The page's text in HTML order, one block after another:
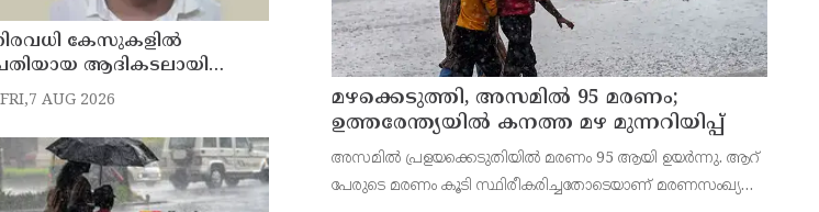
കേസുകളിൽ
ആദികടലായി
ജംഷീറിനെ കാപ്പ
FRI,7 AUG 2026
മഴക്കെടുത്തി, അസമിൽ 95 മരണം;
ഉത്തരേന്ത്യയില്‍ കനത്ത മഴ മുന്നറിയിപ്പ്
അസമില്‍ പ്രളയക്കെടുതിയില്‍ മരണം 95 ആയി ഉയര്‍ന്നു. ആറ്
പേരുടെ മരണം കൂടി സ്ഥിരീകരിച്ചതോടെയാണ് മരണസംഖ്യ